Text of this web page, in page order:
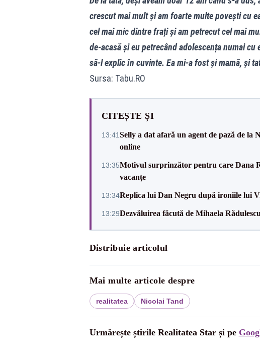
crescut mai mult și am foarte multe povești cu
cel mai mic dintre frați și am petrecut cel mai
de-acasă și eu petrecând adolescența numai
să-l explic în cuvinte. Ea mi-a fost și mamă, și
Sursa: Tabu.RO
CITEȘTE ȘI
13:41Selly a dat afară un agent de pază de
online
13:35Motivul surprinzător pentru care Dana
vacanțe
13:34Replica lui Dan Negru după ironiile lui
13:29Dezvăluirea făcută de Mihaela
Distribuie articolul
Mai multe articole despre
realitatea Nicolai Tand
Urmărește știrile Realitatea Star și pe